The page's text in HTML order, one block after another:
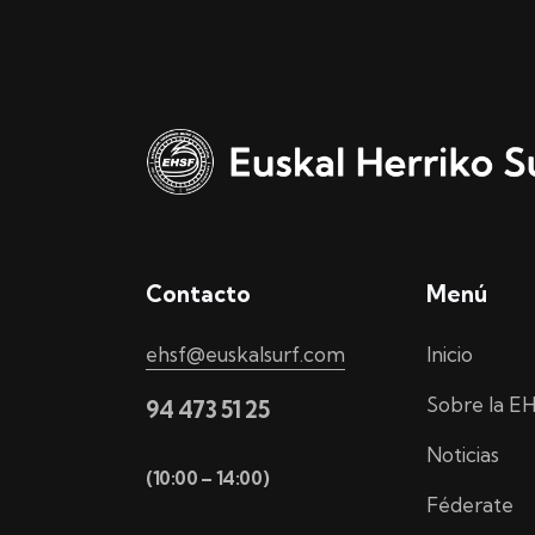
Contacto
ehsf@euskalsurf.com
94 473 51 25
(10:00 – 14:00)
Menú
Inicio
Sobre la
Noticias
Féderate